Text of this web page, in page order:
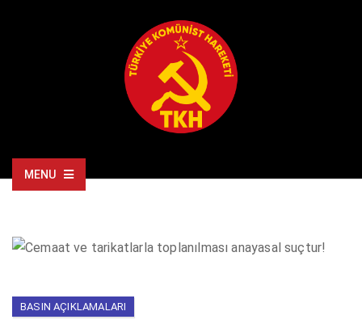
MENU
BASIN AÇIKLAMALARI